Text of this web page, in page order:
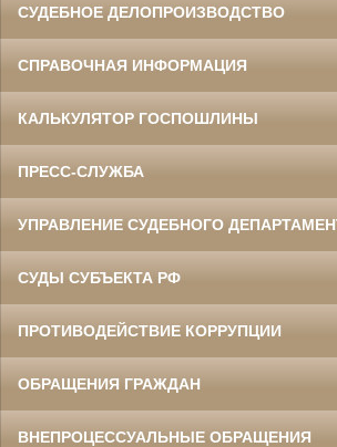
СУДЕБНОЕ ДЕЛОПРОИЗВОДСТВО
СПРАВОЧНАЯ ИНФОРМАЦИЯ
КАЛЬКУЛЯТОР ГОСПОШЛИНЫ
ПРЕСС-СЛУЖБА
УПРАВЛЕНИЕ СУДЕБНОГО
СУДЫ СУБЪЕКТА РФ
ПРОТИВОДЕЙСТВИЕ КОРРУПЦИИ
ОБРАЩЕНИЯ ГРАЖДАН
ВНЕПРОЦЕССУАЛЬНЫЕ ОБРАЩЕНИЯ